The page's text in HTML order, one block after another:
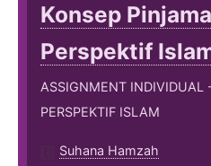
Konsep
Perspektif
ASSIGNMENT
PERSPEKTIF ISLAM
Suhana Hamzah